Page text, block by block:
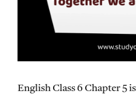
English Class 6 Chapter 5